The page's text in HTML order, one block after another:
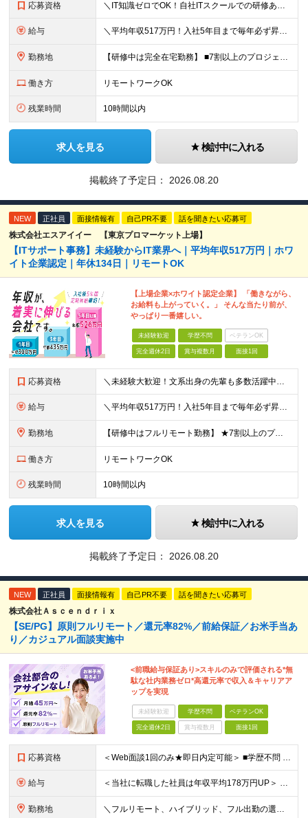
応募資格 ＼IT知識ゼロでOK！自社ITスクールでの研修あり／ ■完全未経験OK(文系出身70％) ■第二新卒歓迎 ■学歴不問 └社会人未経験の方も歓迎します！ 5名以上の採用を予定しているので、同期と入社も
給与 ＼平均年収517万円！入社5年目まで毎年必ず昇給／ ■賞与年3回 ■年収800万円以上も可 ■入社3年以上の平均年収469.2万円 月給23万2000円以上＋賞与年3回＋各種手当 ☆入社5年目まで最
勤務地 【研修中は完全在宅勤務】 ■7割以上のプロジェクトでリモートワークを導入 ■フルリモートもあり ■一都三県のプロジェクト先 ■転居を伴う転勤なし ＜プロジェクト先＞ 東京・神奈川・千葉・埼玉でのプロ
働き方 リモートワークOK
残業時間 10時間以内
求人を見る 検討中に入れる
掲載終了予定日： 2026.08.20
NEW 正社員 面接情報有 自己PR不要 話を聞きたい応募可
株式会社エスアイイー 【東京プロマーケット上場】
【ITサポート事務】未経験からIT業界へ｜平均年収517万円｜ホワ
イト企業認定｜年休134日｜リモートOK
【上場企業×ホワイト認定企業】 「働きながら、
お給料も上がっていく。」 そんな当たり前が、
やっぱり一番嬉しい。
未経験歓迎 学歴不問 ベテランOK
完全週休2日 賞与複数月 面接1回
応募資格 ＼未経験大歓迎！文系出身の先輩も多数活躍中／ ◆PCスキルに自信のない方も歓迎 ◆完全未経験OK ◆社会人デビューもOK ◆学歴不問 「働きながら少しずつ専門スキルを身につけたい」という意欲重視の採
給与 ＼平均年収517万円！入社5年目まで毎年必ず昇給／ ■賞与年3回 ■年収800万円以上も可 ■入社3年以上の平均年収469.2万円 月給23万2000円以上＋賞与年3回＋各種手当 ☆入社5年目まで最
勤務地 【研修中はフルリモート勤務】 ★7割以上のプロジェクトでリモートワークを導入 ★一都三県のプロジェクト先 ★転居を伴う転勤なし ＜プロジェクト先＞ 東京・神奈川・千葉・埼玉でのプロジェクト先にて勤務
働き方 リモートワークOK
残業時間 10時間以内
求人を見る 検討中に入れる
掲載終了予定日： 2026.08.20
NEW 正社員 面接情報有 自己PR不要 話を聞きたい応募可
株式会社Ａｓｃｅｎｄｒｉｘ
【SE/PG】原則フルリモート／還元率82%／前給保証／お米手当あ
り／カジュアル面談実施中
<前職給与保証あり>スキルのみで評価される*無
駄な社内業務ゼロ*高還元率で収入＆キャリアア
ップを実現
未経験歓迎 学歴不問 ベテランOK
完全週休2日 賞与複数月 面接1回
応募資格 ＜Web面談1回のみ★即日内定可能＞ ■学歴不問 ■エンジニアとしての実務経験1年以上 （開発・インフラ・技術・工程など不問）
給与 ＜当社に転職した社員は年収平均178万円UP＞ 月給45万円～120万円＋賞与＋各手当 ※経験・能力などを考慮の上、決定します ※案件の契約内容（月単金など）や昇給、賞与額はすべてシステム上で開示し
勤務地 ＼フルリモート、ハイブリッド、フル出勤の選択可＆帰社日なし／ 【下記エリアを中心とするクライアント先または自宅にて勤務】 ■首都圏：東京・埼玉・千葉・神奈川 ■関西：大阪・兵庫・京都・滋賀・奈良・和